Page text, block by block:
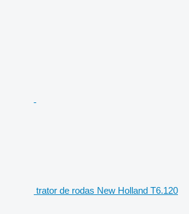
trator de rodas New Holland T6.120